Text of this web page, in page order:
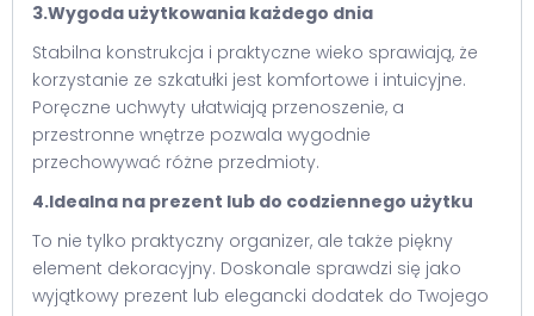
3.Wygoda użytkowania każdego dnia
Stabilna konstrukcja i praktyczne wieko sprawiają, że
korzystanie ze szkatułki jest komfortowe i intuicyjne.
Poręczne uchwyty ułatwiają przenoszenie, a
przestronne wnętrze pozwala wygodnie
przechowywać różne przedmioty.
4.Idealna na prezent lub do codziennego użytku
To nie tylko praktyczny organizer, ale także piękny
element dekoracyjny. Doskonale sprawdzi się jako
wyjątkowy prezent lub elegancki dodatek do Twojego